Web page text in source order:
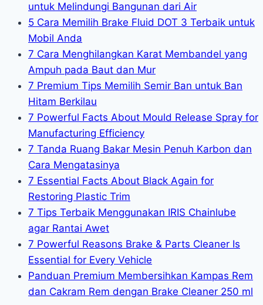
untuk Melindungi Bangunan dari Air
5 Cara Memilih Brake Fluid DOT 3 Terbaik untuk
Mobil Anda
7 Cara Menghilangkan Karat Membandel yang
Ampuh pada Baut dan Mur
7 Premium Tips Memilih Semir Ban untuk Ban
Hitam Berkilau
7 Powerful Facts About Mould Release Spray for
Manufacturing Efficiency
7 Tanda Ruang Bakar Mesin Penuh Karbon dan
Cara Mengatasinya
7 Essential Facts About Black Again for
Restoring Plastic Trim
7 Tips Terbaik Menggunakan IRIS Chainlube
agar Rantai Awet
7 Powerful Reasons Brake & Parts Cleaner Is
Essential for Every Vehicle
Panduan Premium Membersihkan Kampas Rem
dan Cakram Rem dengan Brake Cleaner 250 ml